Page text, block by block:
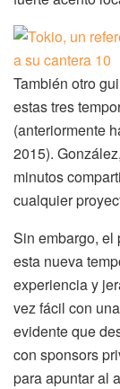
También otro
estas tres
(anteriormente
2015).
minutos
cualquier
Sin embargo, el
esta nueva
experiencia y
vez fácil con
evidente que
con sponsors
para apuntar al